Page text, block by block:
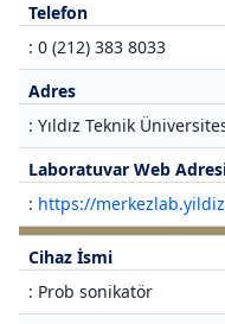
Telefon
: 0 (212) 383 8033
Adres
: Yıldız Teknik
Laboratuvar Web
: https://
Cihaz İsmi
: Prob sonikatör